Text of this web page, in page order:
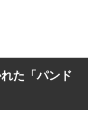
た「パンド